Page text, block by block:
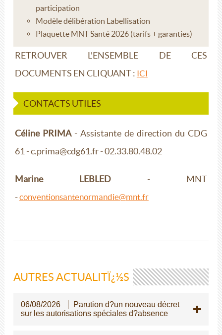
participation
Modèle délibération Labellisation
Plaquette MNT Santé 2026 (tarifs + garanties)
RETROUVER L'ENSEMBLE DE CES
DOCUMENTS EN CLIQUANT : ICI
CONTACTS UTILES
Céline PRIMA- Assistante de direction du CDG
61 - c.prima@cdg61.fr - 02.33.80.48.02
Marine LEBLED- MNT
-conventionsantenormandie@mnt.fr
AUTRES ACTUALITÏ¿½S
06/08/2026
Parution d?un nouveau décret
sur les autorisations spéciales d?absence